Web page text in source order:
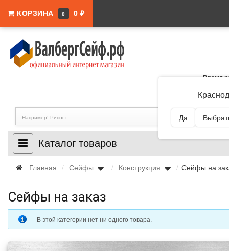
КОРЗИНА 0 0 ₽
Да
Время
Каталог товаров
Главная / Сейфы / Конструкция / Сейфы на
Сейфы на заказ
В этой категории нет ни одного товара.